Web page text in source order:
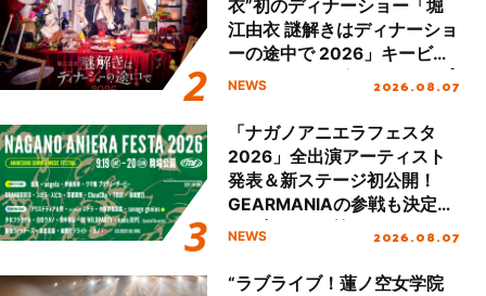
衣”初のディナーショー「堀
江由衣 謎解きはディナーショ
ーの途中で 2026」キービジ
ュアル＆グッズラインナップ
NEWS 2026.08.07
「ナガノアニエラフェスタ
2026」全出演アーティスト
発表＆新ステージ初公開！
GEARMANIAの参戦も決定
し、初となる第3ステージの
NEWS 2026.08.07
“ラブライブ！蓮ノ空女学院